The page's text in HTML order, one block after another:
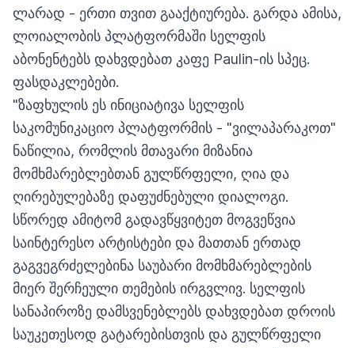
ლარად - ერთი თვით გააქტიურება. გარდა ამისა,
ლოიალობის პლატფორმაში სელფის
აბონენტებს დახვდებათ კაფე Paulin-ის სპეც.
ფასდაკლებები.
"ზაფხულის ეს ინიციატივა სელფის
საკომუნიკაციო პლატფორმის - "ვილაპარაკოთ"
ნაწილია, რომლის მთავარი მიზანია
მომხმარებლებთან გულწრფელი, ღია და
ღირებულებაზე დაფუძნებული დიალოგი.
სწორედ ამიტომ გადავწყვიტეთ მოგვეწვია
საინტერესო არტისტები და მათთან ერთად
გაგვეგრძელებინა საუბარი მომხმარებლების
მიერ შერჩეული თემების ირგვლივ. სელფის
სანაპიროზე დამსვენებლებს დახვდებათ დროის
საუკეთესოდ გატარებისთვის და გულწრფელი